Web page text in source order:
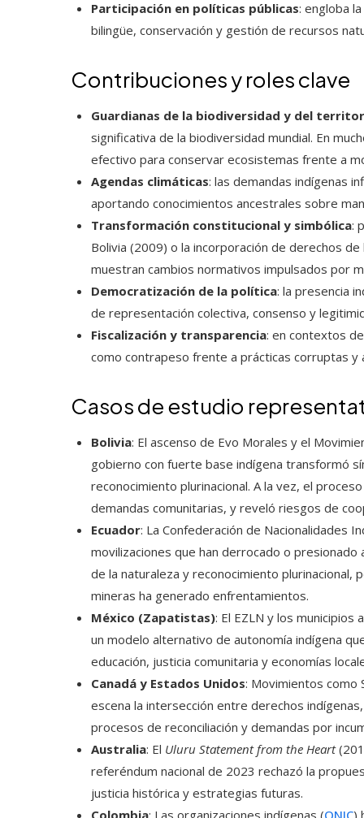
Participación en políticas públicas: engloba
bilingüe, conservación y gestión de recursos
Contribuciones y roles clave
Guardianas de la biodiversidad y del
significativa de la biodiversidad mundial. En
efectivo para conservar ecosistemas frente a
Agendas climáticas: las demandas indígenas
aportando conocimientos ancestrales sobre
Transformación constitucional y simbólica:
Bolivia (2009) o la incorporación de derechos
muestran cambios normativos impulsados por
Democratización de la política: la presencia
de representación colectiva, consenso y
Fiscalización y transparencia: en contextos
como contrapeso frente a prácticas corruptas y
Casos de estudio
Bolivia: El ascenso de Evo Morales y el
gobierno con fuerte base indígena transformó
reconocimiento plurinacional. A la vez, el
demandas comunitarias, y reveló riesgos de
Ecuador: La Confederación de Nacionalidades
movilizaciones que han derrocado o
de la naturaleza y reconocimiento
mineras ha generado enfrentamientos.
México (Zapatistas): El EZLN y los
un modelo alternativo de autonomía indígena
educación, justicia comunitaria y economías
Canadá y Estados Unidos: Movimientos como
escena la intersección entre derechos
procesos de reconciliación y demandas por
Australia: El Uluru Statement from the Heart
referéndum nacional de 2023 rechazó la
justicia histórica y estrategias futuras.
Colombia: Las organizaciones indígenas (ONIC)